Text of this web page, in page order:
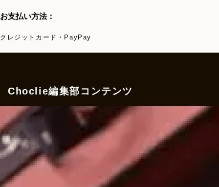
お支払い方法：
クレジットカード・PayPay
Choclie編集部コンテンツ